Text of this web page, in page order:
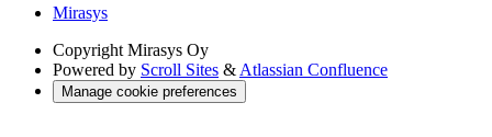
Mirasys
Copyright Mirasys Oy
Powered by Scroll Sites & Atlassian Confluence
Manage cookie preferences